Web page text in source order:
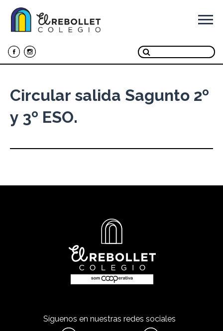
Circular salida Sagunto 2º
y 3º ESO.
Síguenos en nuestras redes sociales